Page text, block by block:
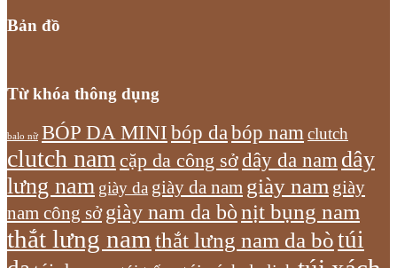
Bản đồ
Từ khóa thông dụng
balo nữ BÓP DA MINI bóp dabóp nam clutch
clutch nam cặp da công sởdây da nam dây
lưng nam giày da giày da nam giày nam giày
nam công sở giày nam da bònịt bụng nam
thắt lưng nam thắt lưng nam da bòtúi